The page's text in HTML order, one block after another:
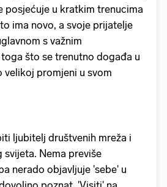
posjećuje u kratkim trenucima
ima novo, a svoje prijatelje
s važnim
što se trenutno događa u
promjeni u svom
ljubitelj društvenih mreža i
Nema previše
nerado objavljuje 'sebe' u